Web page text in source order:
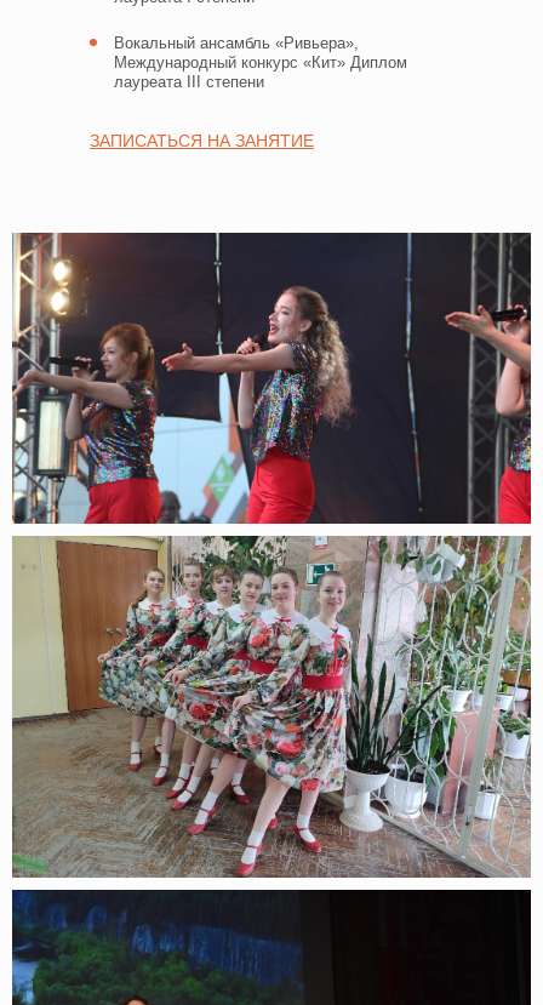
ЗАПИСАТЬСЯ НА ЗАНЯТИЕ
Вокальный ансамбль «Ривьера»,
Международный конкурс «Кит» Диплом
лауреата III степени